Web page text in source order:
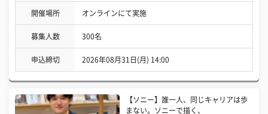
開催場所 オンラインにて実施
募集人数 300名
申込締切 2026年08月31日(月) 14:00
【ソニー】誰一人、同じキャリアは歩
まない。ソニーで描く、